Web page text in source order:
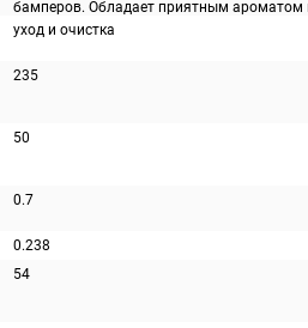
бамперов. Обладает приятным ароматом
уход и очистка
235
50
0.7
0.238
54